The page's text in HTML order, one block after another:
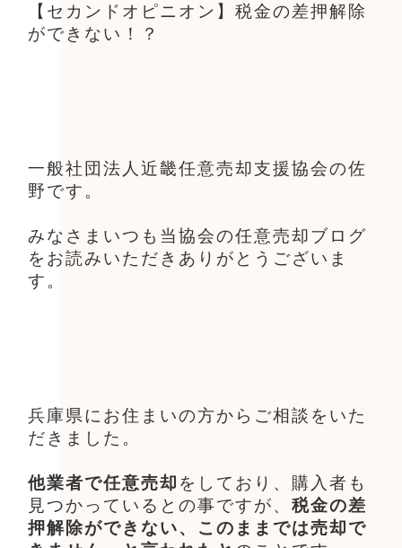
【セカンドオピニオン】税金の差押解除
ができない！？
一般社団法人近畿任意売却支援協会の佐
野です。
みなさまいつも当協会の任意売却ブログ
をお読みいただきありがとうございま
す。
兵庫県にお住まいの方からご相談をいた
だきました。
他業者で任意売却 をしており、購入者も
見つかっているとの事ですが、税金の差
押解除ができない、このままでは売却で